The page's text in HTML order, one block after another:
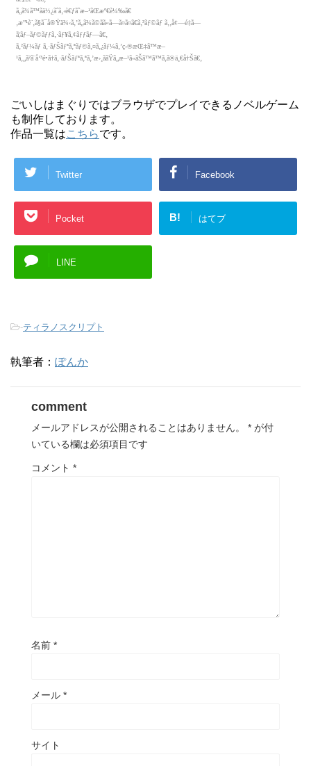
ごいしはまぐりではブラウザでプレイできるノベルゲーム
も制作しております。
作品一覧はこちらです。
Twitter Facebook
Pocket B! はてブ
LINE
-ティラノスクリプト
執筆者： ぽんか
comment
メールアドレスが公開されることはありません。 * が付
いている欄は必須項目です
コメント *
名前 *
メール *
サイト